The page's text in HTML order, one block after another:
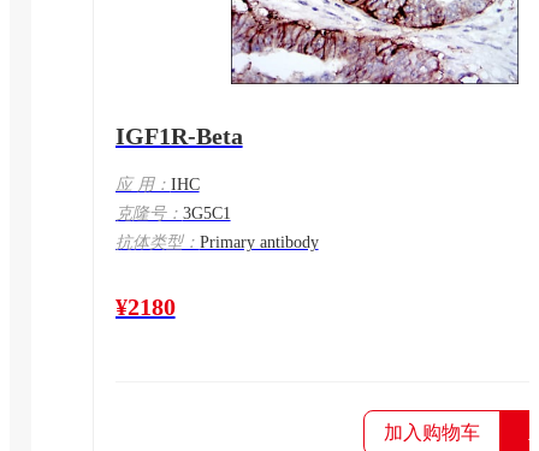
IGF1R-Beta
应 用： IHC
克隆号： 3G5C1
抗体类型： Primary antibody
¥2180
加入购物车